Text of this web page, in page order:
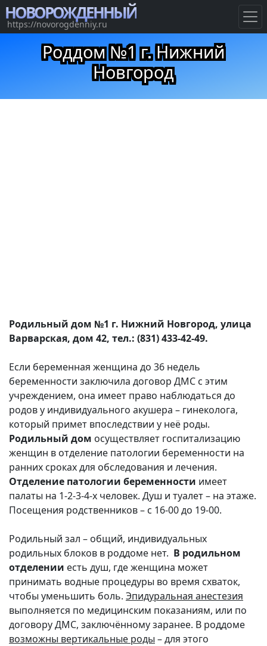
Роддом №1 г. Нижний
Новгород
Родильный дом №1 г. Нижний Новгород, улица
Варварская, дом 42, тел.: (831) 433-42-49.
Если беременная женщина до 36 недель
беременности заключила договор ДМС с этим
учреждением, она имеет право наблюдаться до
родов у индивидуального акушера – гинеколога,
который примет впоследствии у неё роды.
Родильный дом осуществляет госпитализацию
женщин в отделение патологии беременности на
ранних сроках для обследования и лечения.
Отделение патологии беременности имеет
палаты на 1-2-3-4-х человек. Душ и туалет – на этаже.
Посещения родственников – с 16-00 до 19-00.
Родильный зал – общий, индивидуальных
родильных блоков в роддоме нет. В родильном
отделении есть душ, где женщина может
принимать водные процедуры во время схваток,
чтобы уменьшить боль. Эпидуральная анестезия
выполняется по медицинским показаниям, или по
договору ДМС, заключённому заранее. В роддоме
возможны вертикальные роды – для этого
НОВОРОЖДЕННЫЙ
https://novorogdenniy.ru